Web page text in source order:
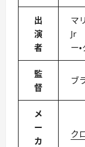
出
演
者
マ
Jr
ー
監
督
ブ
メ
ー
カ
ク